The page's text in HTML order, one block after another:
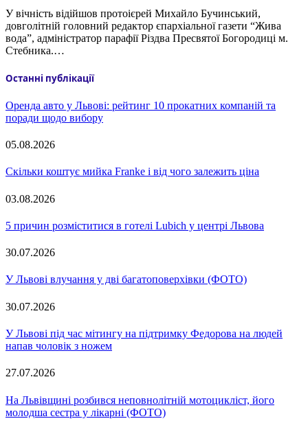
У вічність відійшов протоієрей Михайло Бучинський,
довголітній головний редактор єпархіальної газети “Жива
вода”, адміністратор парафії Різдва Пресвятої Богородиці м.
Стебника.…
Останні публікації
Оренда авто у Львові: рейтинг 10 прокатних компаній та
поради щодо вибору
05.08.2026
Скільки коштує мийка Franke і від чого залежить ціна
03.08.2026
5 причин розміститися в готелі Lubich у центрі Львова
30.07.2026
У Львові влучання у дві багатоповерхівки (ФОТО)
30.07.2026
У Львові під час мітингу на підтримку Федорова на людей
напав чоловік з ножем
27.07.2026
На Львівщині розбився неповнолітній мотоцикліст, його
молодша сестра у лікарні (ФОТО)